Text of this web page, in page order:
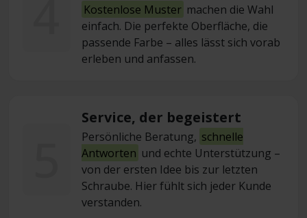
Kostenlose Muster machen die Wahl
einfach. Die perfekte Oberfläche, die
passende Farbe – alles lässt sich vorab
erleben und anfassen.
Service, der begeistert
Persönliche Beratung, schnelle
Antworten und echte Unterstützung –
von der ersten Idee bis zur letzten
Schraube. Hier fühlt sich jeder Kunde
verstanden.